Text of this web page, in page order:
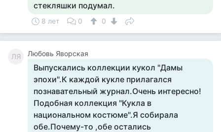
стекляшки подумал.
8 лет 0 0
ЛЯ Любовь Яворская
Выпускались коллекции кукол "Дамы
эпохи".К каждой кукле прилагался
познавательный журнал.Очень интересно!
Подобная коллекция "Кукла в
национальном костюме".Я собирала
обе.Почему-то ,обе остались